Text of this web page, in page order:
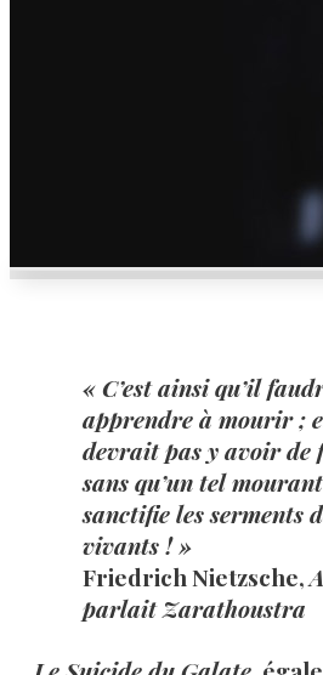
« C’est ainsi qu’il
apprendre à mourir ;
devrait pas y avoir de
sans qu’un tel
sanctifie les serments
vivants ! »
Friedrich Nietzsche,
parlait Zarathoustra